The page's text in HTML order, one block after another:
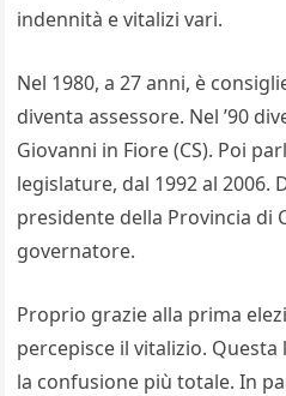
indennità e vitalizi vari.
Nel 1980, a 27 anni, è
diventa assessore. Nel ’90
Giovanni in Fiore (CS). Poi
legislature, dal 1992 al 2006.
presidente della Provincia di
governatore.
Proprio grazie alla prima
percepisce il vitalizio.
la confusione più totale. In